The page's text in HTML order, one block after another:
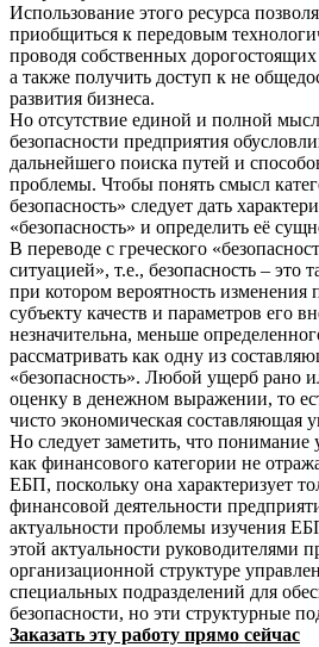
Использование этого ресурса
приобщиться к передовым
проводя собственных
а также получить доступ к не
развития бизнеса.
Но отсутствие единой и полной
безопасности предприятия
дальнейшего поиска путей и
проблемы. Чтобы понять смысл
безопасность» следует дать
«безопасность» и определить её
В переводе с греческого
ситуацией», т.е., безопасность – это
при котором вероятность изменения
субъекту качеств и параметров его
незначительна, меньше
рассматривать как одну из
«безопасность». Любой ущерб рано
оценку в денежном выражении, то
чисто экономическая составляющая
Но следует заметить, что
как финансового категории не
ЕБП, поскольку она характеризует
финансовой деятельности
актуальности проблемы изучения
этой актуальности руководителями
организационной структуре
специальных подразделений для
безопасности, но эти структурные
Заказать эту работу прямо сейчас